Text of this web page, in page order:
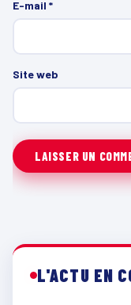
E-mail *
Site web
L'ACTU EN